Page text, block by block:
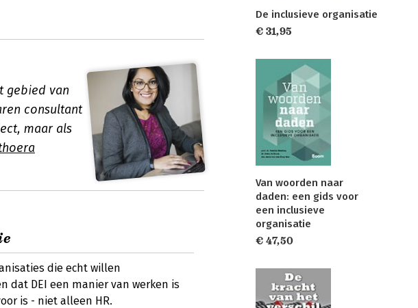
gebied van
consultant
maar als
die echt willen
dat DEI een manier van werken is
is - niet alleen HR.
De inclusieve organisatie
€ 31,95
Van woorden naar
daden: een gids voor
een inclusieve
organisatie
€ 47,50